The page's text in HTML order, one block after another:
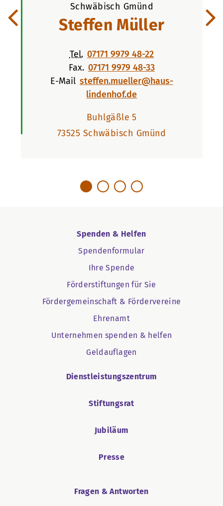
Schwäbisch Gmünd
Steffen Müller
Tel. 07171 9979 48-22
Fax. 07171 9979 48-33
E-Mail steffen.mueller@haus-
lindenhof.de
Buhlgäßle 5
73525 Schwäbisch Gmünd
Spenden & Helfen
Spendenformular
Ihre Spende
Förderstiftungen für Sie
Fördergemeinschaft & Fördervereine
Ehrenamt
Unternehmen spenden & helfen
Geldauflagen
Dienstleistungszentrum
Stiftungsrat
Jubiläum
Presse
Fragen & Antworten